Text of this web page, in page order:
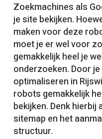
Zoekmachines als
je site bekijken.
maken voor deze
moet je er wel voor
gemakkelijk heel je
onderzoeken. Door
optimaliseren in
robots gemakkelijk
bekijken. Denk hierbij
sitemap en het
structuur.